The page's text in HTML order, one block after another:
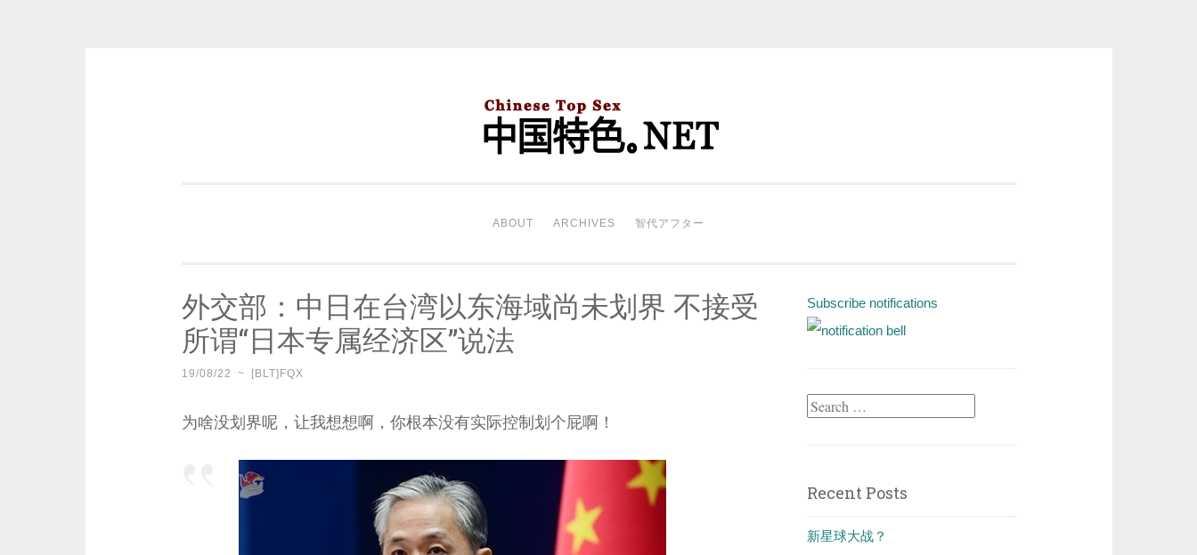
ABOUT ARCHIVES 智代アフター
外交部：中日在台湾以东海域尚未划界 不接受
所谓“日本专属经济区”说法
19/08/22 ~ [BLT]FQX
为啥没划界呢，让我想想啊，你根本没有实际控制划个屁啊！
Subscribe notifications
Search
Recent Posts
新星球大战？